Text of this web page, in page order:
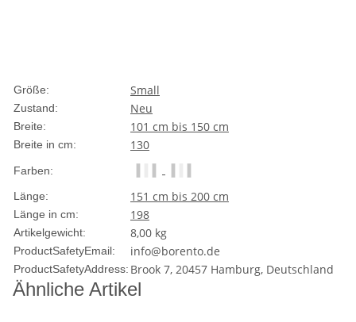
Größe: Small
Zustand: Neu
Breite: 101 cm bis 150 cm
Breite in cm: 130
Farben:
Länge:
151 cm bis 200 cm
Länge in cm: 198
Artikelgewicht: 8,00 kg
ProductSafetyEmail: info@borento.de
ProductSafetyAddress: Brook 7, 20457 Hamburg, Deutschland
Ähnliche Artikel